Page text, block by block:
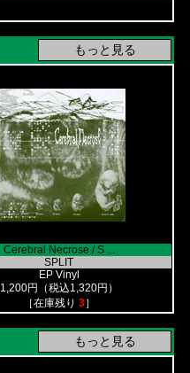
Cerebral Necrose / S ...
SPLIT
EP Vinyl
1,200円（税込1,320円）
［在庫残り 3］